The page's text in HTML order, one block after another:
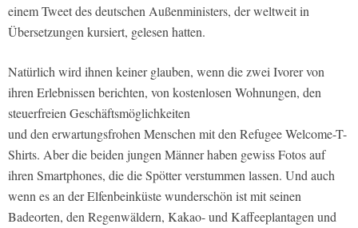
einem Tweet des deutschen Außenministers, der weltweit in
Übersetzungen kursiert, gelesen hatten.
Natürlich wird ihnen keiner glauben, wenn die zwei Ivorer von
ihren Erlebnissen berichten, von kostenlosen Wohnungen, den
steuerfreien Geschäftsmöglichkeiten
und den erwartungsfrohen Menschen mit den Refugee Welcome-T-
Shirts. Aber die beiden jungen Männer haben gewiss Fotos auf
ihren Smartphones, die die Spötter verstummen lassen. Und auch
wenn es an der Elfenbeinküste wunderschön ist mit seinen
Badeorten, den Regenwäldern, Kakao- und Kaffeeplantagen und